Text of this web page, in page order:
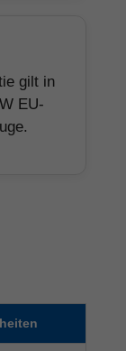
gilt in
EU-